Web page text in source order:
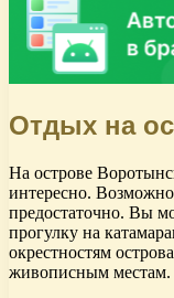
Отдых на
На острове
интересно.
предостаточно. Вы
прогулку на
окрестностям
живописным местам.